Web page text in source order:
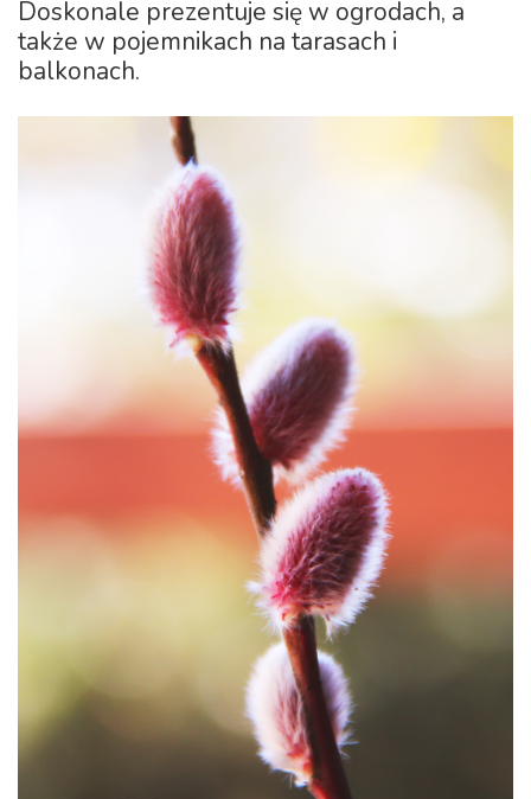
Doskonale prezentuje się w ogrodach, a
także w pojemnikach na tarasach i
balkonach.